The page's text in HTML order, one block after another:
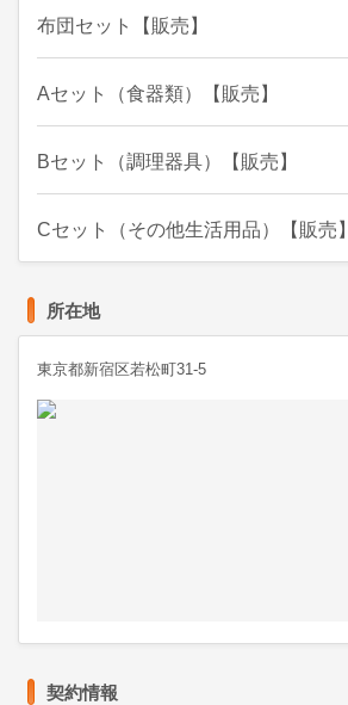
布団セット【販売】
Aセット（食器類）【販売】
Bセット（調理器具）【販売】
Cセット（その他生活用品）【販売】
所在地
東京都新宿区若松町31-5
契約情報